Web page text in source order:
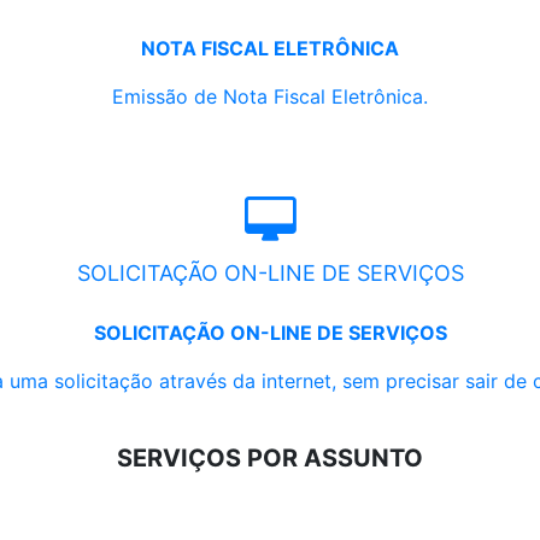
NOTA FISCAL ELETRÔNICA
Emissão de Nota Fiscal Eletrônica.
SOLICITAÇÃO ON-LINE DE SERVIÇOS
SOLICITAÇÃO ON-LINE DE SERVIÇOS
uma solicitação através da internet, sem precisar sair de
SERVIÇOS POR ASSUNTO